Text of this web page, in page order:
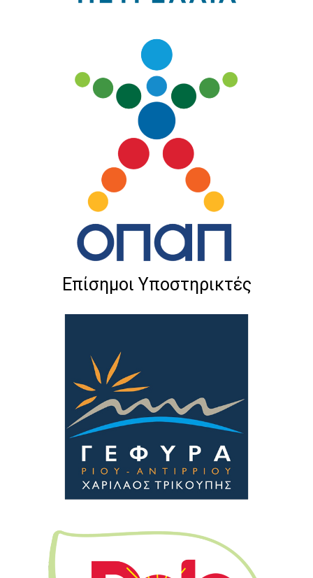
Επίσημοι Υποστηρικτές